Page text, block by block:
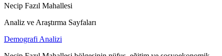
Necip Fazıl Mahallesi
Analiz ve Araştırma Sayfaları
Demografi Analizi